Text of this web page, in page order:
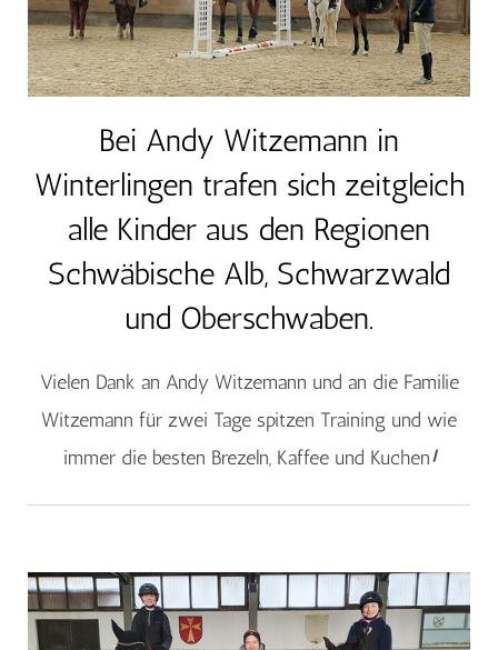
Bei Andy Witzemann in
Winterlingen trafen sich zeitgleich
alle Kinder aus den Regionen
Schwäbische Alb, Schwarzwald
und Oberschwaben.
Vielen Dank an Andy Witzemann und an die Familie
Witzemann für zwei Tage spitzen Training und wie
immer die besten Brezeln, Kaffee und Kuchen!